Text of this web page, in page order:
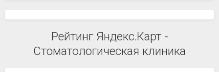
Рейтинг Яндекс.Карт -
Стоматологическая клиника